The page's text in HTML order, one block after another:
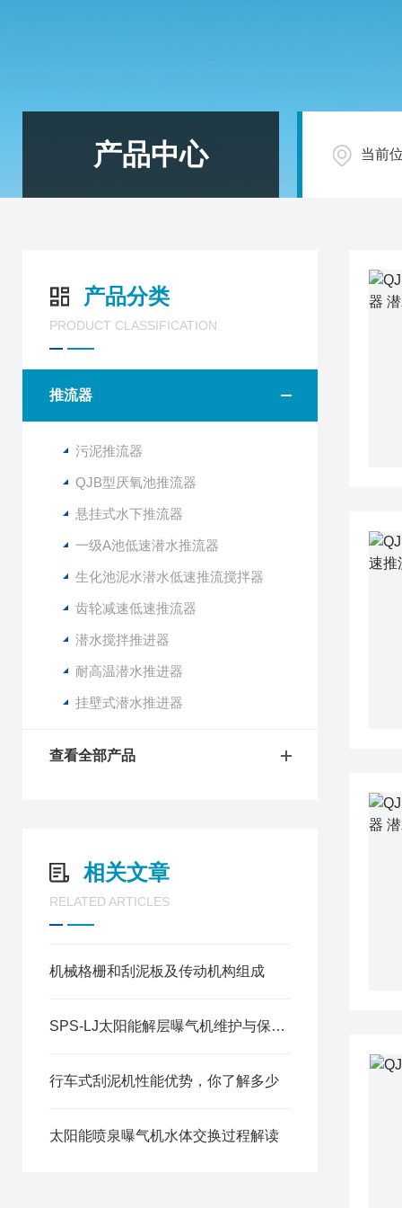
产品中心 当前
产品分类
PRODUCT CLASSIFICATION
推流器
污泥推流器
QJB型厌氧池推流器
悬挂式水下推流器
一级A池低速潜水推流器
生化池泥水潜水低速推流搅拌器
齿轮减速低速推流器
潜水搅拌推进器
耐高温潜水推进器
挂壁式潜水推进器
查看全部产品
相关文章
RELATED ARTICLES
机械格栅和刮泥板及传动机构组成
SPS-LJ太阳能解层曝气机维护与保养方式
行车式刮泥机性能优势，你了解多少
太阳能喷泉曝气机水体交换过程解读